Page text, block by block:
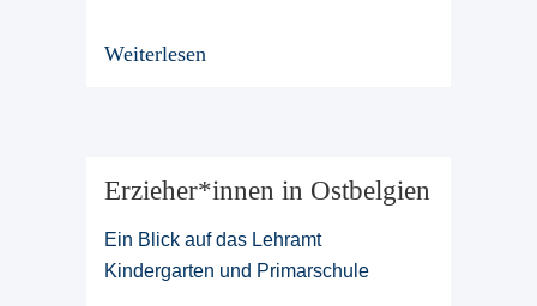
Weiterlesen
Erzieher*innen in Ostbelgien
Ein Blick auf das Lehramt
Kindergarten und Primarschule